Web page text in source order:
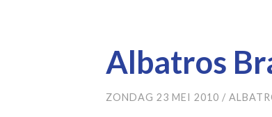
Albatros
ZONDAG 23 MEI 2010 /